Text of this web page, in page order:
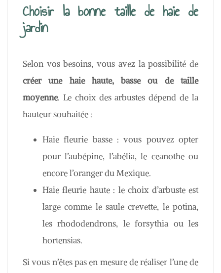
Choisir la bonne taille de haie de
jardin
Selon vos besoins, vous avez la possibilité de
créer une haie haute, basse ou de taille
moyenne. Le choix des arbustes dépend de la
hauteur souhaitée :
Haie fleurie basse : vous pouvez opter
pour l’aubépine, l’abélia, le ceanothe ou
encore l’oranger du Mexique.
Haie fleurie haute : le choix d’arbuste est
large comme le saule crevette, le potina,
les rhododendrons, le forsythia ou les
hortensias.
Si vous n’êtes pas en mesure de réaliser l’une de